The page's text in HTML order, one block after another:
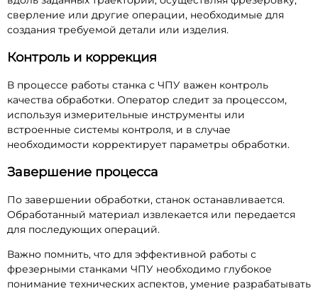
сверление или другие операции, необходимые для
создания требуемой детали или изделия.
Контроль и коррекция
В процессе работы станка с ЧПУ важен контроль
качества обработки. Оператор следит за процессом,
используя измерительные инструменты или
встроенные системы контроля, и в случае
необходимости корректирует параметры обработки.
Завершение процесса
По завершении обработки, станок останавливается.
Обработанный материал извлекается или передается
для последующих операций.
Важно помнить, что для эффективной работы с
фрезерными станками ЧПУ необходимо глубокое
понимание технических аспектов, умение разрабатывать